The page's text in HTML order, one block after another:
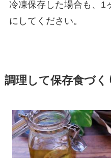
冷凍保存した場合も、1
にしてください。
調理して保存食づく